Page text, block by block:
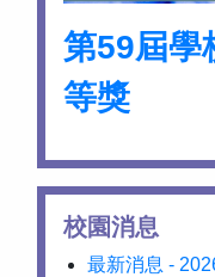
第59屆學
等獎
校園消息
最新消息 -